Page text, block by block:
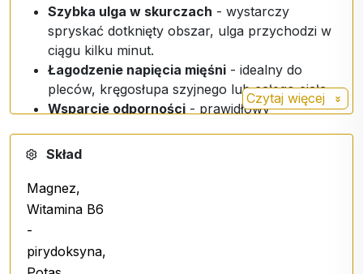
Szybka ulga w skurczach - wystarczy
spryskać dotknięty obszar, ulga przychodzi w
ciągu kilku minut.
Łagodzenie napięcia mięśni - idealny do
pleców, kręgosłupa szyjnego lub całego ciała.
Wsparcie odporności - prawidłowy
Praktyczne zastosowanie:
zmęczenie,
Dawkowanie
Czytaj więcej
Skład
Magnez,
Witamina B6
-
pirydoksyna,